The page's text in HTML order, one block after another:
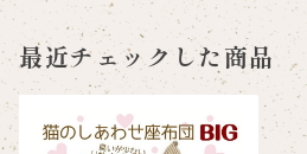
最近チェックした商品